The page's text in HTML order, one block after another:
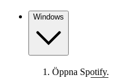
Windows
Öppna Spotify.